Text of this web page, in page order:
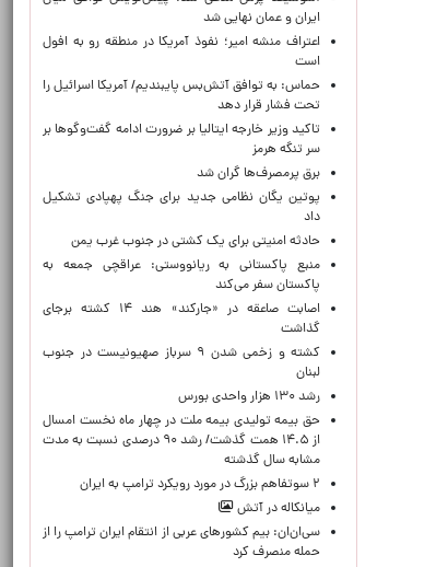
ایران و عمان نهایی شد
اعتراف منشه امیر؛ نفوذ آمریکا در منطقه رو به افول
است
حماس: به توافق آتش‌بس پایبندیم/ آمریکا اسرائیل را
تحت فشار قرار دهد
تاکید وزیر خارجه ایتالیا بر ضرورت ادامه گفت‌وگوها بر
سر تنگه هرمز
برق پرمصرف‌ها گران شد
پوتین یگان نظامی جدید برای جنگ پهپادی تشکیل
داد
حادثه امنیتی برای یک کشتی در جنوب غرب یمن
منبع پاکستانی به ریانووستی: عراقچی جمعه به
پاکستان سفر می‌کند
اصابت صاعقه در «جارکند» هند ۱۴ کشته برجای
گذاشت
کشته و زخمی شدن ۹ سرباز صهیونیست در جنوب
لبنان
رشد ۱۳۰ هزار واحدی بورس
حق بیمه تولیدی بیمه ملت در چهار ماه نخست امسال
از ۱۴.۵ همت گذشت/ رشد ۹۰ درصدی نسبت به مدت
مشابه سال گذشته
۲ سوتفاهم بزرگ در مورد رویکرد ترامپ به ایران
میانکاله در آتش
سی‌ان‌ان: بیم کشورهای عربی از انتقام ایران ترامپ را از
حمله منصرف کرد